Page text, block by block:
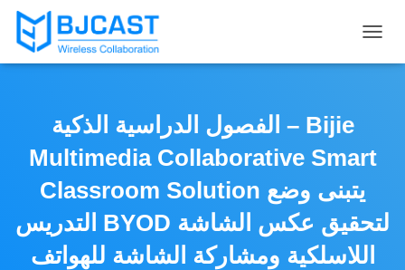
O
N
A
G
A
الفصول الدراسية الذكية – Bijie
Multimedia Collaborative Smart
Classroom Solution يتبنى وضع
التدريس BYOD لتحقيق عكس الشاشة
اللاسلكية ومشاركة الشاشة للهواتف